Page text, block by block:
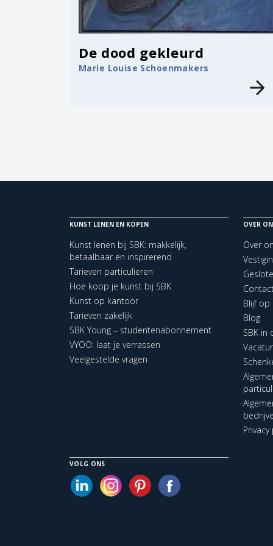
De dood gekleurd
Marie Louise Schoenmakers
KUNST LENEN EN KOPEN
Kunst lenen bij SBK: makkelijk,
betaalbaar en inspirerend
Tarieven particulieren
Hoe koop je kunst bij SBK
Kunst op kantoor
Tarieven zakelijk
SBK Young – studentenabonnement
VYOO: laat je verrassen
Veelgestelde vragen
OVER
Over
Blijf op
Blog
SBK in
VOLG ONS